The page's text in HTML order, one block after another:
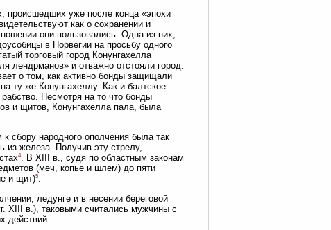
происшедших уже после конца «эпохи
как о сохранении и
они пользовались. Одна из них,
в Норвегии на просьбу одного
торговый город Конунгахелла
лендрманов» и отважно отстояли город.
о том, как активно бонды защищали
ту же Конунгахеллу. Как и балтское
Несмотря на то что бонды
и щитов, Конунгахелла пала, была
сбору народного ополчения была так
из железа. Получив эту стрелу,
4. В XIII в., судя по областным законам
(меч, копье и шлем) до пяти
и щит)5.
ледунге и в несении береговой
XIII в.), таковыми считались мужчины с
действий.